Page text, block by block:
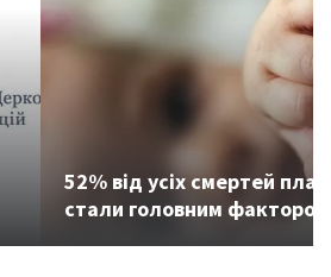
планети: як аборти
смертності 2026